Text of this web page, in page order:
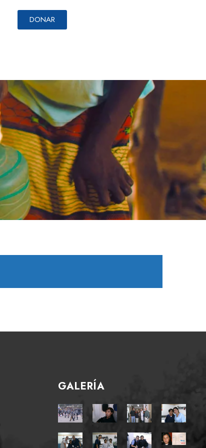
DONAR
GALERÍA